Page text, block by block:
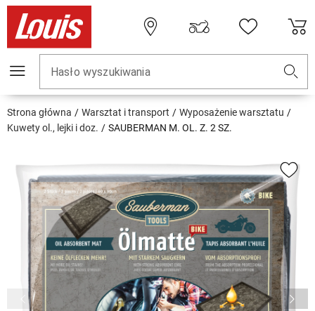
Hasło wyszukiwania
Strona główna Warsztat i transport
Wyposażenie warsztatu
Kuwety ol., lejki i doz.
SAUBERMAN M. OL. Z. 2 SZ.